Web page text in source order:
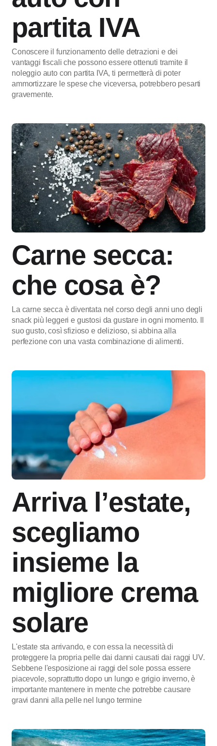
partita IVA
Conoscere il funzionamento delle detrazioni e dei
vantaggi fiscali che possono essere ottenuti tramite il
noleggio auto con partita IVA, ti permetterà di poter
ammortizzare le spese che viceversa, potrebbero pesarti
gravemente.
Carne secca:
che cosa è?
La carne secca è diventata nel corso degli anni uno degli
snack più leggeri e gustosi da gustare in ogni momento. Il
suo gusto, così sfizioso e delizioso, si abbina alla
perfezione con una vasta combinazione di alimenti.
Arriva l’estate,
scegliamo
insieme la
migliore crema
solare
L'estate sta arrivando, e con essa la necessità di
proteggere la propria pelle dai danni causati dai raggi UV.
Sebbene l'esposizione ai raggi del sole possa essere
piacevole, soprattutto dopo un lungo e grigio inverno, è
importante mantenere in mente che potrebbe causare
gravi danni alla pelle nel lungo termine